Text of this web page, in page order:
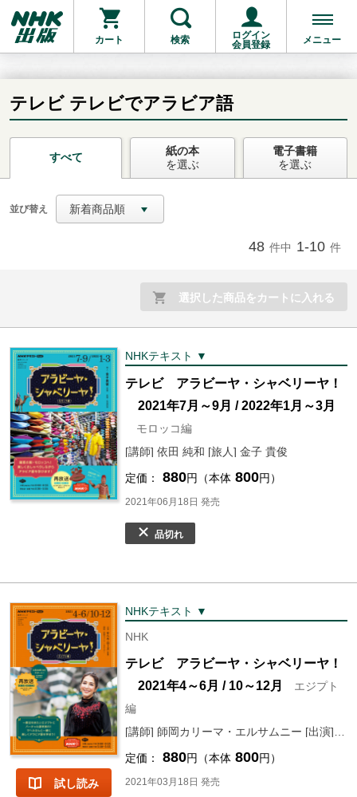
カート 検索
ログイン
会員登録
メニュー
お支払いに進む
他にも商品を買う
テレビ テレビでアラビア語
すべて
紙の本
を選ぶ
電子書籍
を選ぶ
並び替え 新着商品順
48 件中 1-10 件
選択した商品をカートに入れる
NHKテキスト ▼
テレビ アラビーヤ・シャベリーヤ！
2021年7月～9月 / 2022年1月～3月
モロッコ編
[講師] 依田 純和 [旅人] 金子 貴俊
定価： 880円（本体 800円）
2021年06月18日 発売
品切れ
試し読み
NHKテキスト ▼
NHK
テレビ アラビーヤ・シャベリーヤ！
2021年4～6月 / 10～12月
エジプト
編
定価： 880円（本体 800円）
2021年03月18日 発売